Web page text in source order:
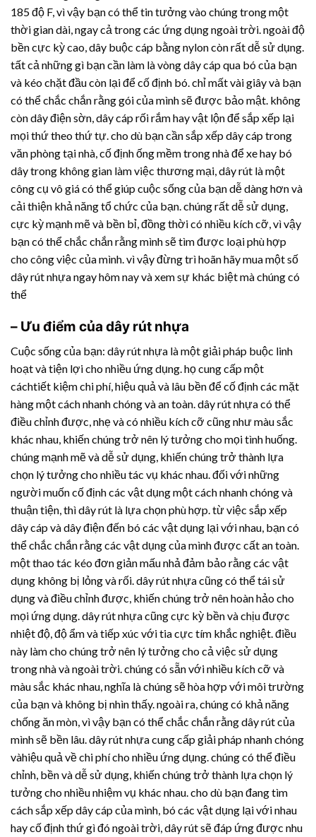
185 độ F, vì vậy bạn có thể tin tưởng vào chúng trong một
thời gian dài, ngay cả trong các ứng dụng ngoài trời. ngoài độ
bền cực kỳ cao, dây buộc cáp bằng nylon còn rất dễ sử dụng.
tất cả những gì bạn cần làm là vòng dây cáp qua bó của bạn
và kéo chặt đầu còn lại để cố định bó. chỉ mất vài giây và bạn
có thể chắc chắn rằng gói của mình sẽ được bảo mật. không
còn dây điện sờn, dây cáp rối rắm hay vật lộn để sắp xếp lại
mọi thứ theo thứ tự. cho dù bạn cần sắp xếp dây cáp trong
văn phòng tại nhà, cố định ống mềm trong nhà để xe hay bó
dây trong không gian làm việc thương mại, dây rút là một
công cụ vô giá có thể giúp cuộc sống của bạn dễ dàng hơn và
cải thiện khả năng tổ chức của bạn. chúng rất dễ sử dụng,
cực kỳ mạnh mẽ và bền bỉ, đồng thời có nhiều kích cỡ, vì vậy
bạn có thể chắc chắn rằng mình sẽ tìm được loại phù hợp
cho công việc của mình. vì vậy đừng trì hoãn hãy mua một số
dây rút nhựangay hôm nay và xem sự khác biệt mà chúng có
thể
– Ưu điểm của dây rút nhựa
Cuộc sống của bạn: dây rút nhựa là một giải pháp buộc linh
hoạt và tiện lợi cho nhiều ứng dụng. họ cung cấp một
cáchtiết kiệm chi phí, hiệu quả và lâu bền để cố định các mặt
hàng một cách nhanh chóng và an toàn.dây rút nhựacó thể
điều chỉnh được, nhẹ và có nhiều kích cỡ cũng như màu sắc
khác nhau, khiến chúng trở nên lý tưởng cho mọi tình huống.
chúng mạnh mẽ và dễ sử dụng, khiến chúng trở thành lựa
chọn lý tưởng cho nhiều tác vụ khác nhau. đối với những
người muốn cố định các vật dụng một cách nhanh chóng và
thuận tiện, thì dây rút là lựa chọn phù hợp. từ việc sắp xếp
dây cáp và dây điện đến bó các vật dụng lại với nhau, bạn có
thể chắc chắn rằng các vật dụng của mình được cất an toàn.
một thao tác kéo đơn giản mấu nhả đảm bảo rằng các vật
dụng không bị lỏng và rối.dây rút nhựacũng có thể tái sử
dụng và điều chỉnh được, khiến chúng trở nên hoàn hảo cho
mọi ứng dụng.dây rút nhựacũng cực kỳ bền và chịu được
nhiệt độ, độ ẩm và tiếp xúc với tia cực tím khắc nghiệt. điều
này làm cho chúng trở nên lý tưởng cho cả việc sử dụng
trong nhà và ngoài trời. chúng có sẵn với nhiều kích cỡ và
màu sắc khác nhau, nghĩa là chúng sẽ hòa hợp với môi trường
của bạn và không bị nhìn thấy. ngoài ra, chúng có khả năng
chống ăn mòn, vì vậy bạn có thể chắc chắn rằng dây rút của
mình sẽ bền lâu.dây rút nhựacung cấp giải pháp nhanh chóng
vàhiệu quả về chi phí cho nhiều ứng dụng. chúng có thể điều
chỉnh, bền và dễ sử dụng, khiến chúng trở thành lựa chọn lý
tưởng cho nhiều nhiệm vụ khác nhau. cho dù bạn đang tìm
cách sắp xếp dây cáp của mình, bó các vật dụng lại với nhau
hay cố định thứ gì đó ngoài trời, dây rút sẽ đáp ứng được nhu